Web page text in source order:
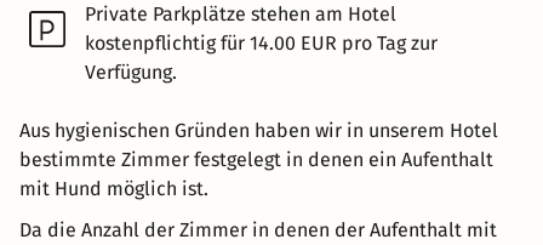
Private Parkplätze stehen am Hotel
kostenpflichtig für 14.00 EUR pro Tag zur
Verfügung.
Aus hygienischen Gründen haben wir in unserem Hotel
bestimmte Zimmer festgelegt in denen ein Aufenthalt
mit Hund möglich ist.
Da die Anzahl der Zimmer in denen der Aufenthalt mit